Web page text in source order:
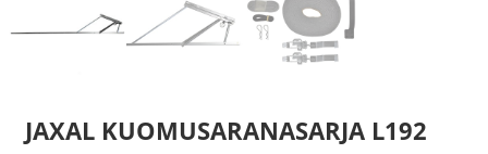
JAXAL KUOMUSARANASARJA L192